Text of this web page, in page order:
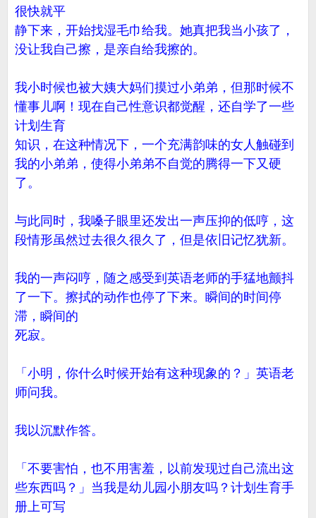
很快就平
静下来，开始找湿毛巾给我。她真把我当小孩了，
没让我自己擦，是亲自给我擦的。
我小时候也被大姨大妈们摸过小弟弟，但那时候不
懂事儿啊！现在自己性意识都觉醒，还自学了一些
计划生育
知识，在这种情况下，一个充满韵味的女人触碰到
我的小弟弟，使得小弟弟不自觉的腾得一下又硬
了。
与此同时，我嗓子眼里还发出一声压抑的低哼，这
段情形虽然过去很久很久了，但是依旧记忆犹新。
我的一声闷哼，随之感受到英语老师的手猛地颤抖
了一下。擦拭的动作也停了下来。瞬间的时间停
滞，瞬间的
死寂。
「小明，你什么时候开始有这种现象的？」英语老
师问我。
我以沉默作答。
「不要害怕，也不用害羞，以前发现过自己流出这
些东西吗？」当我是幼儿园小朋友吗？计划生育手
册上可写